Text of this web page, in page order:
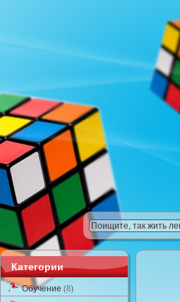
Категории
Обучение(8)